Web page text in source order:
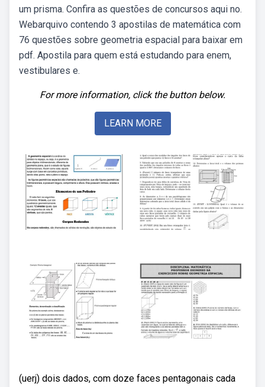
um prisma. Confira as questões de concursos aqui no.
Webarquivo contendo 3 apostilas de matemática com
76 questões sobre geometria espacial para baixar em
pdf. Apostila para quem está estudando para enem,
vestibulares e.
For more information, click the button below.
LEARN MORE
(uerj) dois dados, com doze faces pentagonais cada